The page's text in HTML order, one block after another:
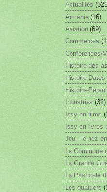
Actualités
Arménie (16)
Aviation (69)
Commerces
Conférences/
Histoire des
Histoire-Dates
Histoire-
Industries (32)
Issy en films
Issy en livres
Jeu - le nez
La Commune
La Grande
La Pastorale
Les quartiers